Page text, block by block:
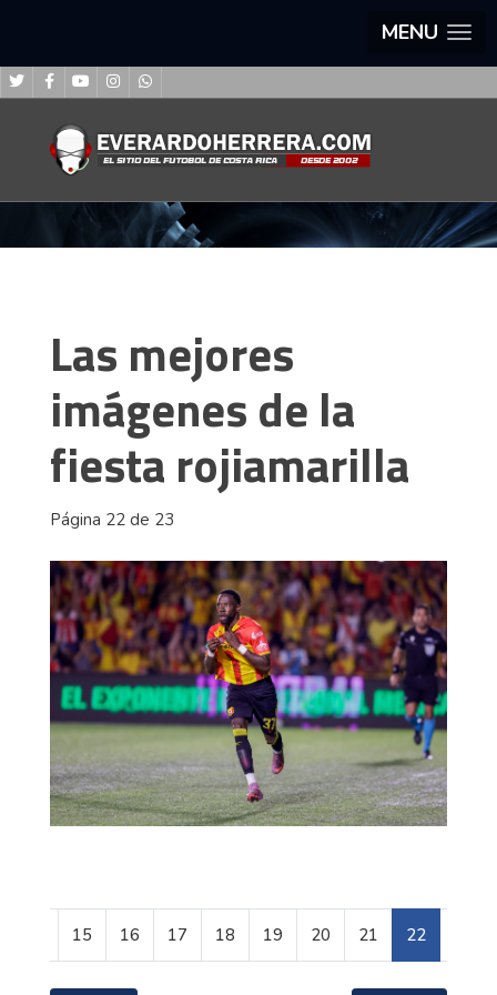
MENU
Las mejores
imágenes de la
fiesta rojiamarilla
Página 22 de 23
15 16 17 18 19 20 21 22